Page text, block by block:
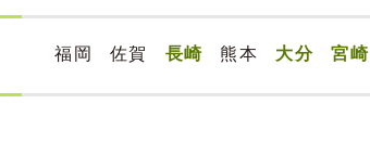
福岡 佐賀 長崎 熊本 大分 宮崎